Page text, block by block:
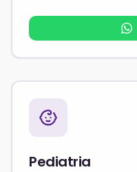
Pediatria